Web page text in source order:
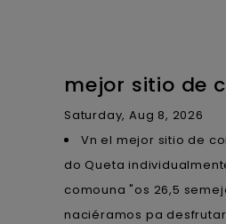
mejor sitio de
Saturday, Aug 8, 2026
Vn el mejor sitio de
do Queta
comouna "os 26,5
naciéramos pa